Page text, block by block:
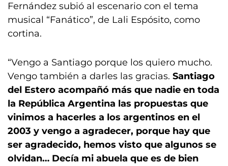
Fernández subió al escenario con el tema
musical “Fanático”, de Lali Espósito, como
cortina.
“Vengo a Santiago porque los quiero mucho.
Vengo también a darles las gracias. Santiago
del Estero acompañó más que nadie en toda
la República Argentina las propuestas que
vinimos a hacerles a los argentinos en el
2003 y vengo a agradecer, porque hay que
ser agradecido, hemos visto que algunos se
olvidan… Decía mi abuela que es de bien